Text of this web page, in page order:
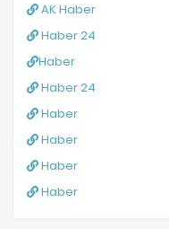
AK Haber
Haber 24
Haber
Haber 24
Haber
Haber
Haber
Haber